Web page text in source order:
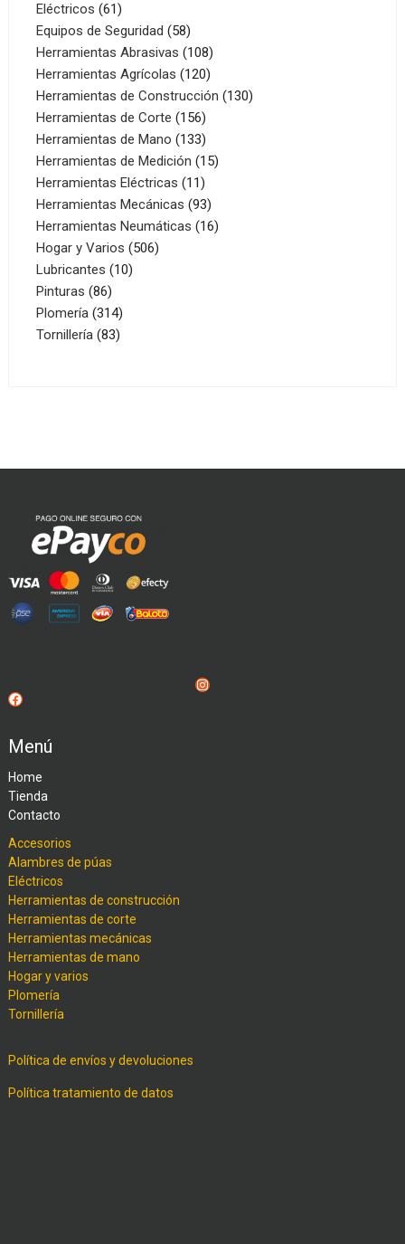
Eléctricos 6161
productos
Equipos de Seguridad 5858
productos
Herramientas Abrasivas 108108
productos
Herramientas Agrícolas 120120
productos
Herramientas de Construcción 130130
Herramientas de Corte 156156
productos
Herramientas de Mano 133133
productos
Herramientas de Medición 1515
Herramientas Eléctricas 1111
productos
Herramientas Mecánicas 9393
productos
Herramientas Neumáticas 1616
Hogar y Varios 506506
Lubricantes 1010
Pinturas 8686
productos
Plomería 314314
productos
Tornillería 8383
Instagram
Facebook
Menú
Home
Tienda
Contacto
Accesorios
Alambres de púas
Eléctricos
Herramientas de construcción
Herramientas de corte
Herramientas mecánicas
Herramientas de mano
Hogar y varios
Plomería
Tornillería
Política de envíos y devoluciones
Política tratamiento de datos